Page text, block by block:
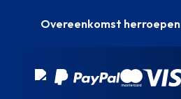
Overeenkomst herroepen